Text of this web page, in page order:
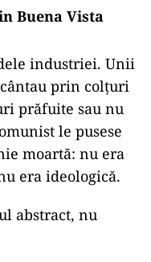
Buena Vista
industriei. Unii
prin colțuri
prăfuite sau nu
le pusese
moartă: nu era
era ideologică.
abstract, nu